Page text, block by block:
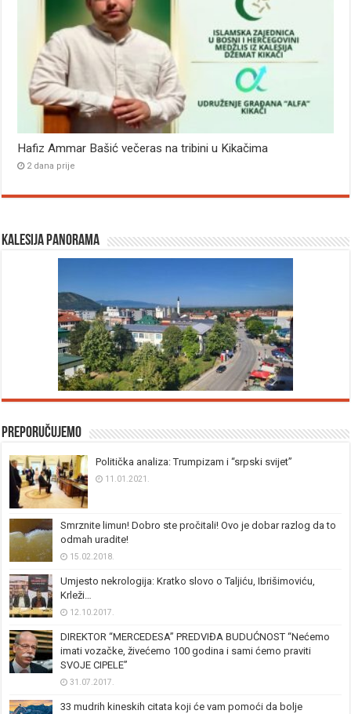
Hafiz Ammar Bašić večeras na tribini u Kikačima
2 dana prije
Kalesija panorama
Preporučujemo
Politička analiza: Trumpizam i “srpski svijet”
11.01.2021.
Smrznite limun! Dobro ste pročitali! Ovo je dobar razlog da to
odmah uradite!
15.02.2018.
Umjesto nekrologija: Kratko slovo o Taljiću, Ibrišimoviću,
Krleži…
12.10.2017.
DIREKTOR “MERCEDESA” PREDVIĐA BUDUĆNOST “Nećemo
imati vozačke, živećemo 100 godina i sami ćemo praviti
SVOJE CIPELE”
31.07.2017.
33 mudrih kineskih citata koji će vam pomoći da bolje